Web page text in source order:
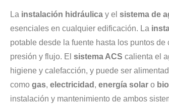
La instalación hidráulica y el sistema de
esenciales en cualquier edificación. La
potable desde la fuente hasta los puntos
presión y flujo. El sistema ACS calienta el
higiene y calefacción, y puede ser
como gas, electricidad , energía solar o
instalación y mantenimiento de ambos